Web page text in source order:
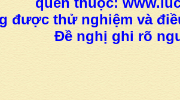
được thử nghiệm và
Đề nghị ghi rõ